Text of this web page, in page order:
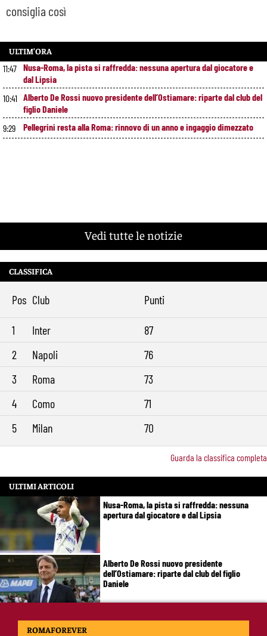
consiglia così
ULTIM’ORA
11:47 Nusa-Roma, la pista si raffredda: nessuna apertura dal giocatore e
dal Lipsia
10:41 Alberto De Rossi nuovo presidente dell’Ostiamare: riparte dal club del
figlio Daniele
9:29
Pellegrini resta alla Roma: rinnovo di un anno e ingaggio dimezzato
Vedi tutte le notizie
CLASSIFICA
Pos Club Punti
1 Inter
87
2
Napoli
76
3
Roma
73
4
Como
71
5
Milan 70
Guarda la classifica completa
ULTIMI ARTICOLI
Nusa-Roma, la pista si raffredda: nessuna
apertura dal giocatore e dal Lipsia
Alberto De Rossi nuovo presidente
dell’Ostiamare: riparte dal club del figlio
Daniele
Pellegrini resta alla Roma: rinnovo di un anno e
ROMAFOREVER